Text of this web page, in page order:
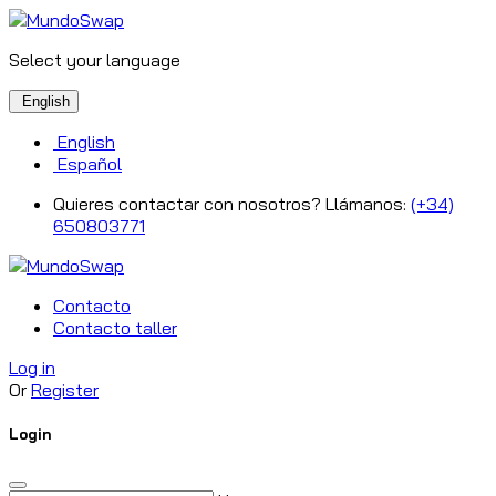
Select your language
English
English
Español
Quieres contactar con nosotros? Llámanos: (+34)
650803771
Contacto
Contacto taller
Log in
Or Register
Login